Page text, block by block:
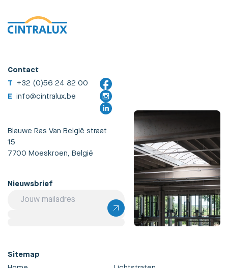
Contact
T +32 (0)56 24 82 00
E info@cintralux.be
Blauwe Ras Van België straat
15
7700 Moeskroen, België
Nieuwsbrief
Sitemap